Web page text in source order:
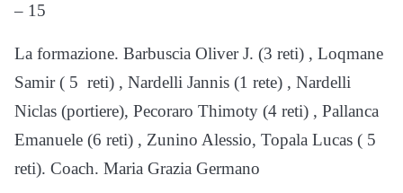
– 15
La formazione. Barbuscia Oliver J. (3 reti) , Loqmane
Samir ( 5 reti) , Nardelli Jannis (1 rete) , Nardelli
Niclas (portiere), Pecoraro Thimoty (4 reti) , Pallanca
Emanuele (6 reti) , Zunino Alessio, Topala Lucas ( 5
reti). Coach. Maria Grazia Germano